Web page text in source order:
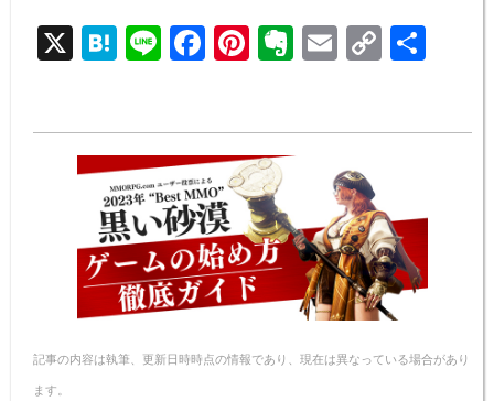
X H
at
n
a
Li
n
F
a
e
b
o
o
k
Pi
nt
e
st
E
v
n
e
E
m
C
o
y
n
k
記事の内容は執筆、更新日時時点の情報であり、現在は異なっている場合があり
ます。